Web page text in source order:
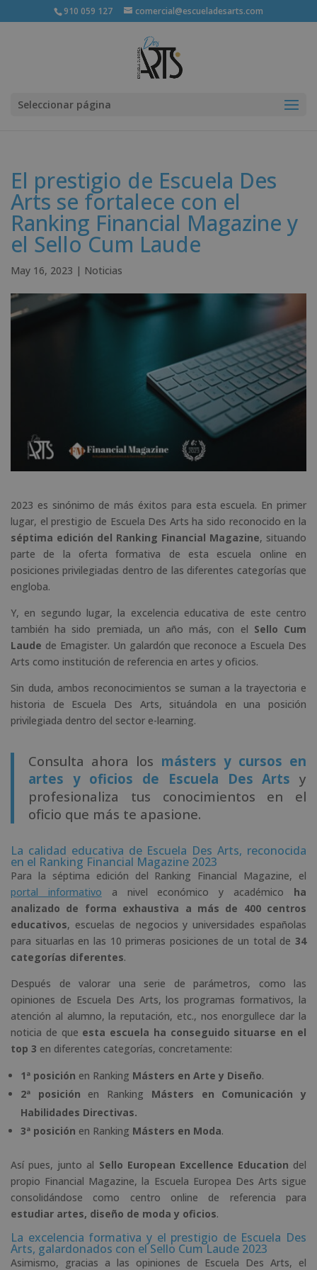
910 059 127 comercial@escueladesarts.com
Seleccionar página
El prestigio de Escuela Des
Arts se fortalece con el
Ranking Financial Magazine y
el Sello Cum Laude
May 16, 2023 | Noticias
2023 es sinónimo de más éxitos para esta escuela. En primer
lugar, el prestigio de Escuela Des Arts ha sido reconocido en la
séptima edición del Ranking Financial Magazine, situando
parte de la oferta formativa de esta escuela online en
posiciones privilegiadas dentro de las diferentes categorías que
engloba.
Y, en segundo lugar, la excelencia educativa de este centro
también ha sido premiada, un año más, con el Sello Cum
Laude de Emagister. Un galardón que reconoce a Escuela Des
Arts como institución de referencia en artes y oficios.
Sin duda, ambos reconocimientos se suman a la trayectoria e
historia de Escuela Des Arts, situándola en una posición
privilegiada dentro del sector e-learning.
Consulta ahora los másters y cursos en
artes y oficios de Escuela Des Arts y
profesionaliza tus conocimientos en el
oficio que más te apasione.
La calidad educativa de Escuela Des Arts, reconocida
en el Ranking Financial Magazine 2023
Para la séptima edición del Ranking Financial Magazine, el
portal informativo a nivel económico y académico ha
analizado de forma exhaustiva a más de 400 centros
educativos, escuelas de negocios y universidades españolas
para situarlas en las 10 primeras posiciones de un total de 34
categorías diferentes.
Después de valorar una serie de parámetros, como las
opiniones de Escuela Des Arts, los programas formativos, la
atención al alumno, la reputación, etc., nos enorgullece dar la
noticia de que esta escuela ha conseguido situarse en el
top 3 en diferentes categorías, concretamente:
1ª posición en Ranking Másters en Arte y Diseño.
2ª posición en Ranking Másters en Comunicación y
Habilidades Directivas.
3ª posición en Ranking Másters en Moda.
Así pues, junto al Sello European Excellence Education del
propio Financial Magazine, la Escuela Europea Des Arts sigue
consolidándose como centro online de referencia para
estudiar artes, diseño de moda y oficios.
La excelencia formativa y el prestigio de Escuela Des
Arts, galardonados con el Sello Cum Laude 2023
Asimismo, gracias a las opiniones de Escuela Des Arts, el